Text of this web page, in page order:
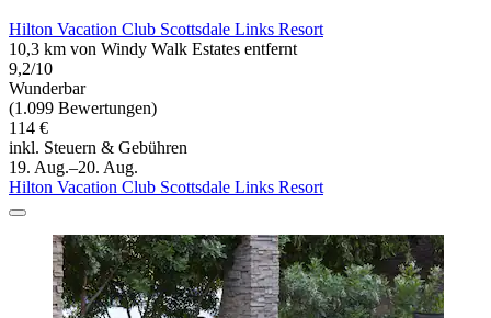
Hilton Vacation Club Scottsdale Links Resort
10,3 km von Windy Walk Estates entfernt
9,2/10
Wunderbar
(1.099 Bewertungen)
114 €
inkl. Steuern & Gebühren
19. Aug.–20. Aug.
Hilton Vacation Club Scottsdale Links Resort